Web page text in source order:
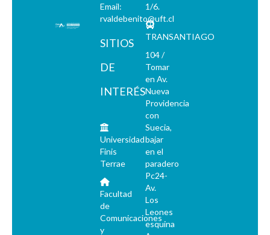
Email:
rvaldebenito@uft.cl
SITIOS
DE
INTERÉS
Universidad
Finis
Terrae
Facultad
de
Comunicaciones
y
1/6.
TRANSANTIAGO
104 /
Tomar
en Av.
Nueva
Providencia
con
Suecia,
bajar
en el
paradero
Pc24-
Av.
Los
Leones
esquina